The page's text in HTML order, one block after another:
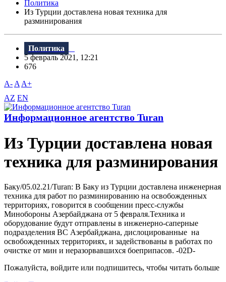
Политика
Из Турции доставлена новая техника для
разминирования
Политика
5 февраль 2021, 12:21
676
A- A A+
AZ EN
Информационное агентство Turan
Из Турции доставлена новая
техника для разминирования
Баку/05.02.21/Turan: В Баку из Турции доставлена инженерная
техника для работ по разминированию на освобожденных
территориях, говорится в сообщении пресс-службы
Минобороны Азербайджана от 5 февраля.Техника и
оборудование будут отправлены в инженерно-саперные
подразделения ВС Азербайджана, дислоцированные на
освобожденных территориях, и задействованы в работах по
очистке от мин и неразорвавшихся боеприпасов. -02D-
Пожалуйста, войдите или подпишитесь, чтобы читать больше